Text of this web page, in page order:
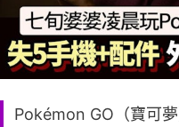
Pokémon GO（寶可